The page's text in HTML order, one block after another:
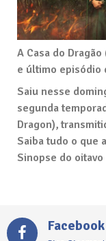
A Casa do
e último episódio
Saiu nesse
segunda
Dragon),
Saiba tudo o que
Sinopse do
Facebook